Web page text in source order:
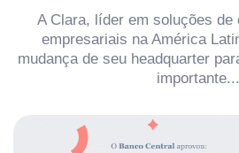
A Clara, líder em soluções de
empresariais na América
mudança de seu headquarter
importante...